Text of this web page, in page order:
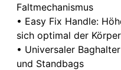
Faltmechanismus
• Easy Fix Handle:
sich optimal der
• Universaler
und Standbags